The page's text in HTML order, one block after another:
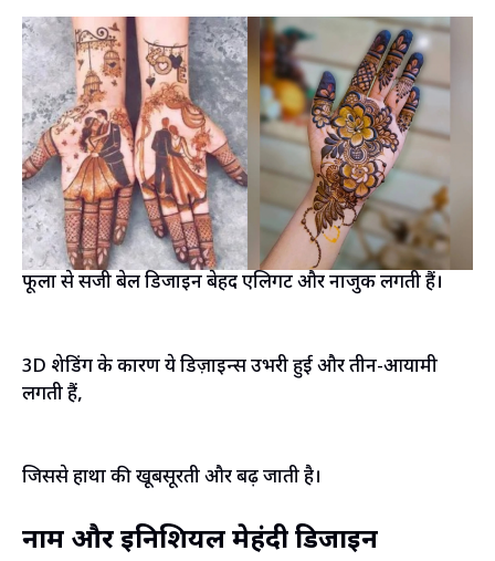
फूलों से सजी बेल डिजाइन बेहद एलिगेंट और नाजुक लगती हैं।
3D शेडिंग के कारण ये डिज़ाइन्स उभरी हुई और तीन-आयामी
लगती हैं,
जिससे हाथों की खूबसूरती और बढ़ जाती है।
नाम और इनिशियल मेहंदी डिजाइन